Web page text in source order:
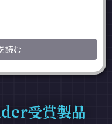
読む
受賞製品